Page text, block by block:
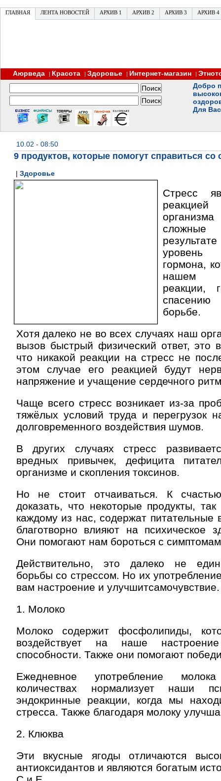
ГЛАВНАЯ ЛЕНТА НОВОСТЕЙ АРХИВ 1 АРХИВ 2 АРХИВ 3 АРХИВ 4
Аюрведа | Красота | Здоровье | Интернет-магазин |
Добро
Для
10.02 - 08:50
9 продуктов, которые помогут справиться со
| Здоровье
Стресс
уровень
гормона,
нашем
реакции,
борьбе.
Хотя далеко не во всех случаях наш
вызов быстрый физический ответ, это
что никакой реакции на стресс не
этом случае его реакцией будут
напряжение и учащение сердечного
Чаще всего стресс возникает из-за
тяжёлых условий труда и перегрузок
долговременного воздействия шумов.
В других случаях стресс
вредных привычек, дефицита
организме и скопления токсинов.
Но не стоит отчаиваться. К
доказать, что некоторые продукты,
каждому из нас, содержат питательные
благотворно влияют на психическое
Они помогают нам бороться с
Действительно, это далеко не
борьбы со стрессом. Но их
вам настроение и улучшитсамочувствие.
1. Молоко
Молоко содержит фосфолипиды,
воздействует на наше
способности. Также они помогают
Ежедневное употребление
количествах нормализует наши
эндокринные реакции, когда мы
стресса. Также благодаря молоку
2. Клюква
Эти вкусные ягоды отличаются
антиоксидантов и являются богатым